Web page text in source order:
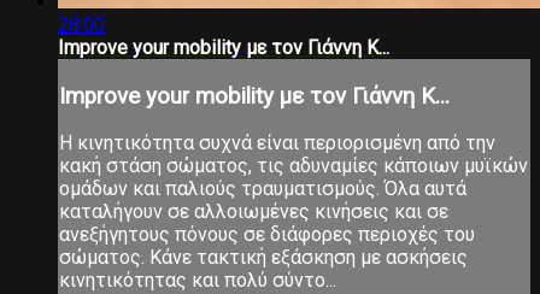
28:00
Improve your mobility με τον Γιάννη Κ...
Improve your mobility με τον Γιάννη Κ...
Η κινητικότητα συχνά είναι περιορισμένη από την
κακή στάση σώματος, τις αδυναμίες κάποιων μυϊκών
ομάδων και παλιούς τραυματισμούς. Όλα αυτά
καταλήγουν σε αλλοιωμένες κινήσεις και σε
ανεξήγητους πόνους σε διάφορες περιοχές του
σώματος. Κάνε τακτική εξάσκηση με ασκήσεις
κινητικότητας και πολύ σύντο...